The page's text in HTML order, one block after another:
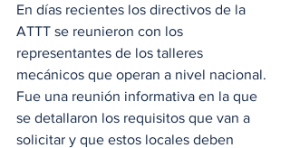
En días recientes los directivos de la
ATTT se reunieron con los
representantes de los talleres
mecánicos que operan a nivel nacional.
Fue una reunión informativa en la que
se detallaron los requisitos que van a
solicitar y que estos locales deben